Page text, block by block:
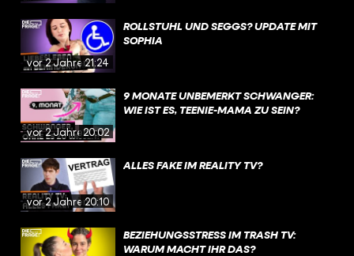
vor 2 Jahren21:24
ROLLSTUHL UND SEGGS? UPDATE MIT
SOPHIA
vor 2 Jahren20:02
9 MONATE UNBEMERKT SCHWANGER:
WIE IST ES, TEENIE-MAMA ZU SEIN?
vor 2 Jahren20:10
ALLES FAKE IM REALITY TV?
BEZIEHUNGSSTRESS IM TRASH TV:
WARUM MACHT IHR DAS?